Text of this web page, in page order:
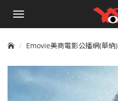
手
單
Emovie美商電影公播網(華納)